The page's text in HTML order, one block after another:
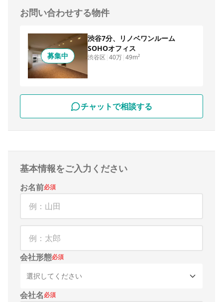
お問い合わせする物件
募集中
渋谷7分、リノベワンルーム
SOHOオフィス
渋谷区 40万 49m²
チャットで相談する
基本情報をご入力ください
お名前必須
会社形態必須
選択してください
会社名必須